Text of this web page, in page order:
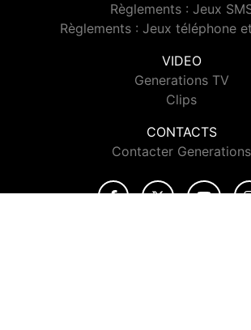
Règlements : Jeux
Règlements : Jeux téléphone
VIDEO
Generations TV
Clips
CONTACTS
Contacter Generations